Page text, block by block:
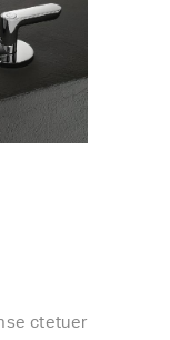
ctetuer